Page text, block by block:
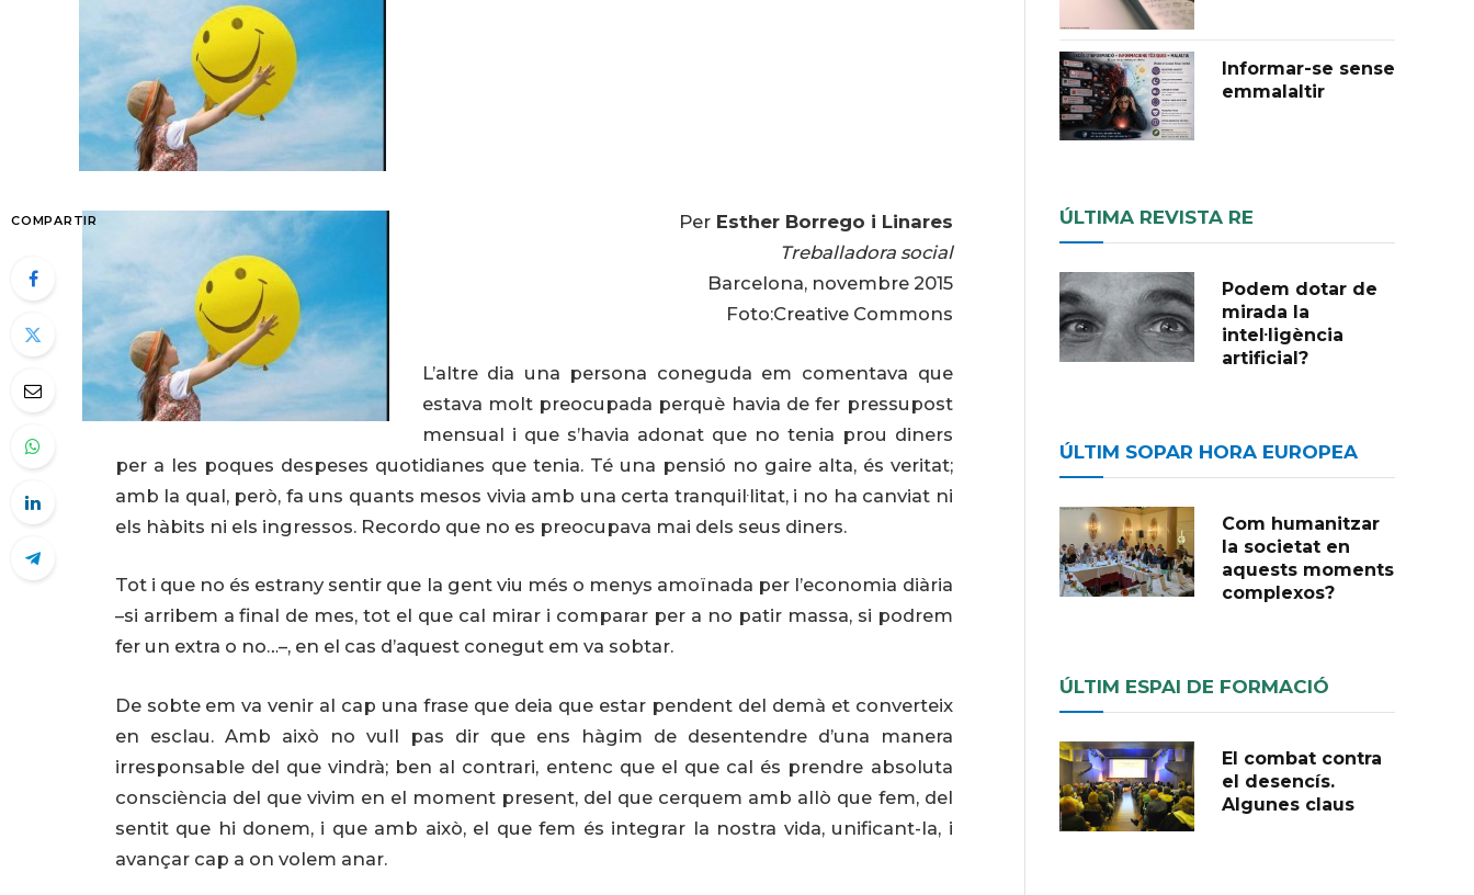
COMPARTIR PerEsther Borrego i Linares
Treballadora social
Barcelona, novembre 2015
Foto:Creative Commons
L’altre dia una persona coneguda em comentava que
estava molt preocupada perquè havia de fer pressupost
mensual i que s’havia adonat que no tenia prou diners
per a les poques despeses quotidianes que tenia. Té una pensió no gaire alta, és veritat;
amb la qual, però, fa uns quants mesos vivia amb una certa tranquil·litat, i no ha canviat ni
els hàbits ni els ingressos. Recordo que no es preocupava mai dels seus diners.
Tot i que no és estrany sentir que la gent viu més o menys amoïnada per l’economia diària
–si arribem a final de mes, tot el que cal mirar i comparar per a no patir massa, si podrem
fer un extra o no…–, en el cas d’aquest conegut em va sobtar.
De sobte em va venir al cap una frase que deia que estar pendent del demà et converteix
en esclau. Amb això no vull pas dir que ens hàgim de desentendre d’una manera
irresponsable del que vindrà; ben al contrari, entenc que el que cal és prendre absoluta
consciència del que vivim en el moment present, del que cerquem amb allò que fem, del
sentit que hi donem, i que amb això, el que fem és integrar la nostra vida, unificant-la, i
avançar cap a on volem anar.
Informar-se sense
emmalaltir
ÚLTIMA REVISTA RE
Podem dotar de
mirada la
intel·ligència
artificial?
ÚLTIM SOPAR HORA EUROPEA
Com humanitzar
la societat en
aquests moments
complexos?
ÚLTIM ESPAI DE FORMACIÓ
El combat contra
el desencís.
Algunes claus